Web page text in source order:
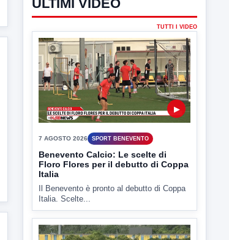
ULTIMI VIDEO
TUTTI I VIDEO
7 AGOSTO 2026 SPORT BENEVENTO